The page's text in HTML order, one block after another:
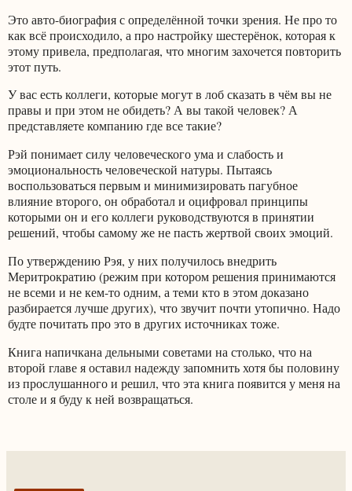
Это авто-биография с определённой точки зрения. Не про то
как всё происходило, а про настройку шестерёнок, которая к
этому привела, предполагая, что многим захочется повторить
этот путь.
У вас есть коллеги, которые могут в лоб сказать в чём вы не
правы и при этом не обидеть? А вы такой человек? А
представляете компанию где все такие?
Рэй понимает силу человеческого ума и слабость и
эмоциональность человеческой натуры. Пытаясь
воспользоваться первым и минимизировать пагубное
влияние второго, он обработал и оцифровал принципы
которыми он и его коллеги руководствуются в принятии
решений, чтобы самому же не пасть жертвой своих эмоций.
По утверждению Рэя, у них получилось внедрить
Меритрократию (режим при котором решения принимаются
не всеми и не кем-то одним, а теми кто в этом доказано
разбирается лучше других), что звучит почти утопично. Надо
будте почитать про это в других источниках тоже.
Книга напичкана дельными советами на столько, что на
второй главе я оставил надежду запомнить хотя бы половину
из прослушанного и решил, что эта книга появится у меня на
столе и я буду к ней возвращаться.